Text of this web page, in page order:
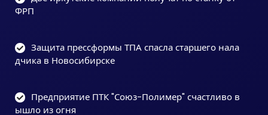
ФРП
Защита прессформы ТПА спасла старшего нала
дчика в Новосибирске
Предприятие ПТК "Союз-Полимер" счастливо в
ышло из огня